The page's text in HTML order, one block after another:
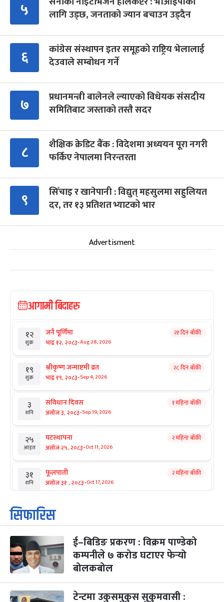
५
लागि उड्छ, जनताको ज्यान बचाउन उड्दैन
६
कांग्रेस संस्थापन इतर समूहको राष्ट्रिय भेलालाई
देउवाले सम्बोधन गर्ने
७
प्रधानमन्त्री बालेनले ल्याएको विधेयक संसदीय
समितिबाट जस्ताको तस्तै सदर
८
शैक्षिक क्रेडिट बैंक : विदेशमा अध्ययन पूरा नगरी
फर्किए नेपालमा निरन्तरता
९
सिँचाइ र खानेपानी : विद्युत् महसुलमा सहुलियत
दर, तर १३ प्रतिशत भ्याटको भार
Advertisment
आगामी बिदाहरु
१२
शुक्र
जनै पूर्णिमा
भाद्र १२, २०८३-Aug 28, 2026
२१ दिन बाँकी
१९
शुक्र
श्रीकृष्ण जन्माष्टमी व्रत
भाद्र १९, २०८३-Sep 4, 2026
२८ दिन बाँकी
३
शनि
संविधान दिवस
असोज ३, २०८३-Sep 19, 2026
१ महिना बाँकी
२५
आइत
घटस्थापना
असोज २५, २०८३-Oct 11, 2026
२ महिना बाँकी
३१
शनि
फूलपाती
असोज ३१ , २०८३-Oct 17, 2026
२ महिना बाँकी
१
आइत
कार्तिक सङ्क्रान्ति
कार्तिक १, २०८३
३
मंगल
महानवमी
कार्तिक ३, २०८३-Oct 20, 2026
२ महिना बाँकी
४
सिफारिस
ई–बिडिङ प्रकरण : विक्रम पाण्डेको
कम्पनीले ७ करोड घटाएर फेर्‍यो
बोलकबोल
टेन्टमा उकुसमुकुस सुकुमवासी :